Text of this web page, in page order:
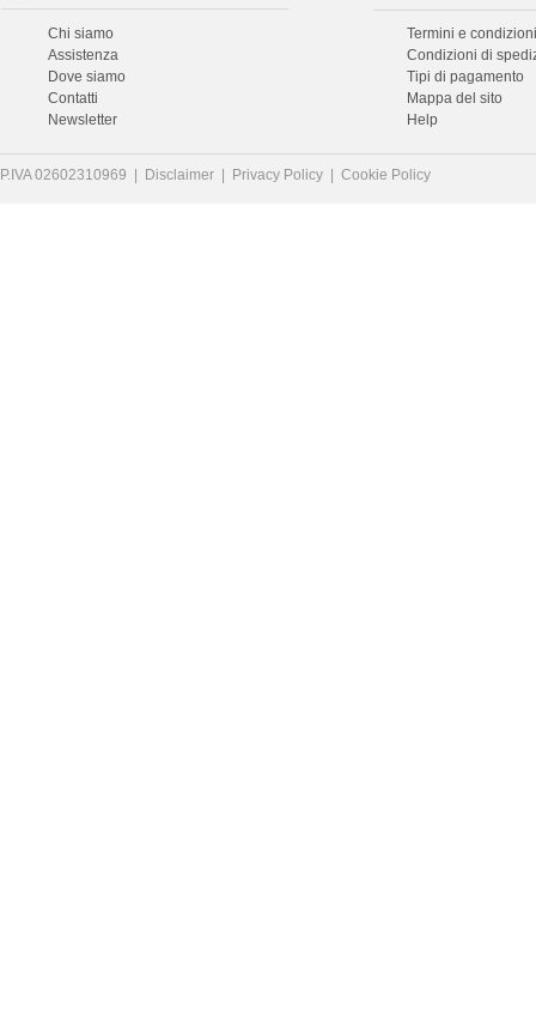
Chi siamo
Assistenza
Dove siamo
Contatti
Newsletter
Termini e
Condizioni di
Tipi di pagamento
Mappa del sito
Help
P.IVA 02602310969 | Disclaimer Privacy Policy Cookie Policy